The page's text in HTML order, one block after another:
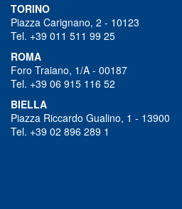
TORINO
Piazza Carignano, 2 - 10123
Tel. +39 011 511 99 25
ROMA
Foro Traiano, 1/A - 00187
Tel. +39 06 915 116 52
BIELLA
Piazza Riccardo Gualino, 1 - 13900
Tel. +39 02 896 289 1